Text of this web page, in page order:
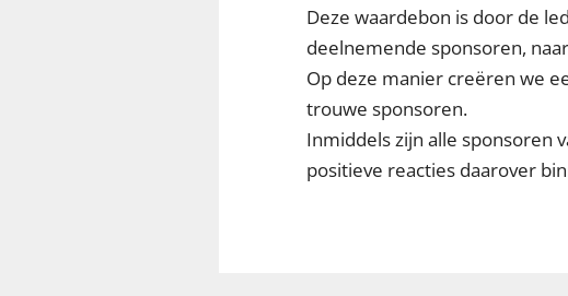
Deze waardebon is door de
deelnemende sponsoren,
Op deze manier creëren we
trouwe sponsoren.
Inmiddels zijn alle sponsoren
positieve reacties daarover